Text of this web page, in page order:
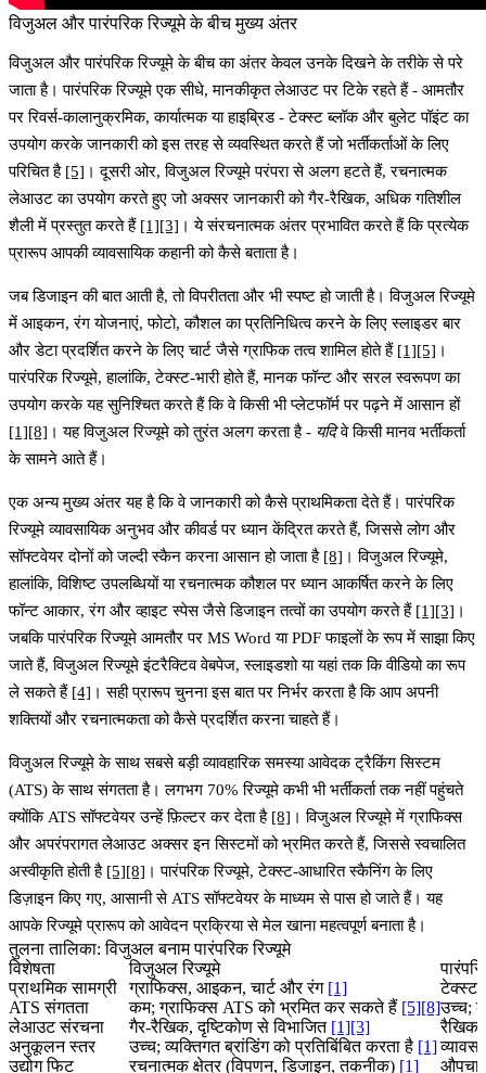
विजुअल और पारंपरिक रिज्यूमे के बीच मुख्य अंतर
विजुअल और पारंपरिक रिज्यूमे के बीच का अंतर केवल उनके दिखने के तरीके से परे
जाता है।पारंपरिक रिज्यूमे एक सीधे, मानकीकृत लेआउट पर टिके रहते हैं- आमतौर
पर रिवर्स-कालानुक्रमिक, कार्यात्मक या हाइब्रिड - टेक्स्ट ब्लॉक और बुलेट पॉइंट का
उपयोग करके जानकारी को इस तरह से व्यवस्थित करते हैं जो भर्तीकर्ताओं के लिए
परिचित है [5] ।दूसरी ओर, विजुअल रिज्यूमे परंपरा से अलग हटते हैं, रचनात्मक
लेआउट का उपयोग करते हुए जो अक्सर जानकारी को गैर-रैखिक, अधिक गतिशील
शैली में प्रस्तुत करते हैं [1][3] । ये संरचनात्मक अंतर प्रभावित करते हैं कि प्रत्येक
प्रारूप आपकी व्यावसायिक कहानी को कैसे बताता है।
जब डिजाइन की बात आती है, तो विपरीतता और भी स्पष्ट हो जाती है। विजुअल रिज्यूमे
में आइकन, रंग योजनाएं, फोटो, कौशल का प्रतिनिधित्व करने के लिए स्लाइडर बार
और डेटा प्रदर्शित करने के लिए चार्ट जैसे ग्राफिक तत्व शामिल होते हैं [1][5] ।
पारंपरिक रिज्यूमे, हालांकि, टेक्स्ट-भारी होते हैं, मानक फॉन्ट और सरल स्वरूपण का
उपयोग करके यह सुनिश्चित करते हैं कि वे किसी भी प्लेटफॉर्म पर पढ़ने में आसान हों
[1][8] । यह विजुअल रिज्यूमे को तुरंत अलग करता है - यदिवे किसी मानव भर्तीकर्ता
के सामने आते हैं।
एक अन्य मुख्य अंतर यह है कि वे जानकारी को कैसे प्राथमिकता देते हैं। पारंपरिक
रिज्यूमे व्यावसायिक अनुभव और कीवर्ड पर ध्यान केंद्रित करते हैं, जिससे लोग और
सॉफ्टवेयर दोनों को जल्दी स्कैन करना आसान हो जाता है [8] । विजुअल रिज्यूमे,
हालांकि, विशिष्ट उपलब्धियों या रचनात्मक कौशल पर ध्यान आकर्षित करने के लिए
फॉन्ट आकार, रंग और व्हाइट स्पेस जैसे डिजाइन तत्वों का उपयोग करते हैं [1][3] ।
जबकि पारंपरिक रिज्यूमे आमतौर पर MS Word या PDF फाइलों के रूप में साझा किए
जाते हैं, विजुअल रिज्यूमे इंटरैक्टिव वेबपेज, स्लाइडशो या यहां तक कि वीडियो का रूप
ले सकते हैं [4] । सही प्रारूप चुनना इस बात पर निर्भर करता है कि आप अपनी
शक्तियों और रचनात्मकता को कैसे प्रदर्शित करना चाहते हैं।
विजुअल रिज्यूमे के साथ सबसे बड़ी व्यावहारिक समस्याआवेदक ट्रैकिंग सिस्टम
(ATS) के साथ संगतताहै।लगभग 70% रिज्यूमे कभी भी भर्तीकर्ता तक नहीं पहुंचते
क्योंकि ATS सॉफ्टवेयर उन्हें फ़िल्टर कर देता है [8] । विजुअल रिज्यूमे में ग्राफिक्स
और अपरंपरागत लेआउट अक्सर इन सिस्टमों को भ्रमित करते हैं, जिससे स्वचालित
अस्वीकृति होती है [5][8] । पारंपरिक रिज्यूमे, टेक्स्ट-आधारित स्कैनिंग के लिए
डिज़ाइन किए गए, आसानी से ATS सॉफ्टवेयर के माध्यम से पास हो जाते हैं। यह
आपके रिज्यूमे प्रारूप को आवेदन प्रक्रिया से मेल खाना महत्वपूर्ण बनाता है।
तुलना तालिका: विजुअल बनाम पारंपरिक रिज्यूमे
विशेषता
विजुअल रिज्यूमे
प्राथमिक सामग्री
ग्राफिक्स, आइकन, चार्ट और रंग [1]
ATS संगतता
कम; ग्राफिक्स ATS को भ्रमित कर सकते हैं [5][8]उच्च;
लेआउट संरचना
गैर-रैखिक, दृष्टिकोण से विभाजित [1][3]
रैखिक,
अनुकूलन स्तर
उच्च; व्यक्तिगत ब्रांडिंग को प्रतिबिंबित करता है [1]
उद्योग फिट
रचनात्मक क्षेत्र (विपणन, डिजाइन, तकनीक) [1]